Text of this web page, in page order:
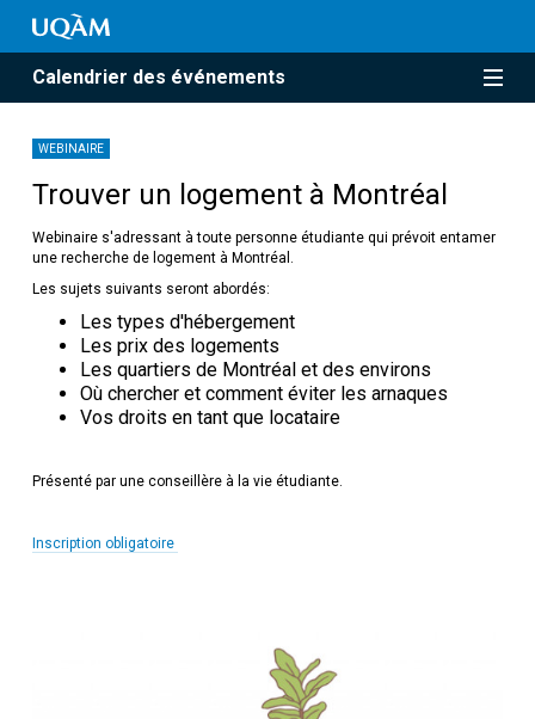
Calendrier des événements
WEBINAIRE
Trouver un logement à Montréal
Webinaire s'adressant à toute personne étudiante qui prévoit entamer
une recherche de logement à Montréal.
Les sujets suivants seront abordés:
Les types d'hébergement
Les prix des logements
Les quartiers de Montréal et des environs
Où chercher et comment éviter les arnaques
Vos droits en tant que locataire
Présenté par une conseillère à la vie étudiante.
Inscription obligatoire